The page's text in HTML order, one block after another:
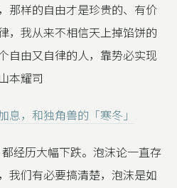
那样的自由才是珍贵的、有价
，我从来不相信天上掉馅饼的
自由又自律的人，靠势必实现
本耀司
息，和独角兽的「寒冬」
经历大幅下跌。泡沫论一直存
我们有必要搞清楚，泡沫是如